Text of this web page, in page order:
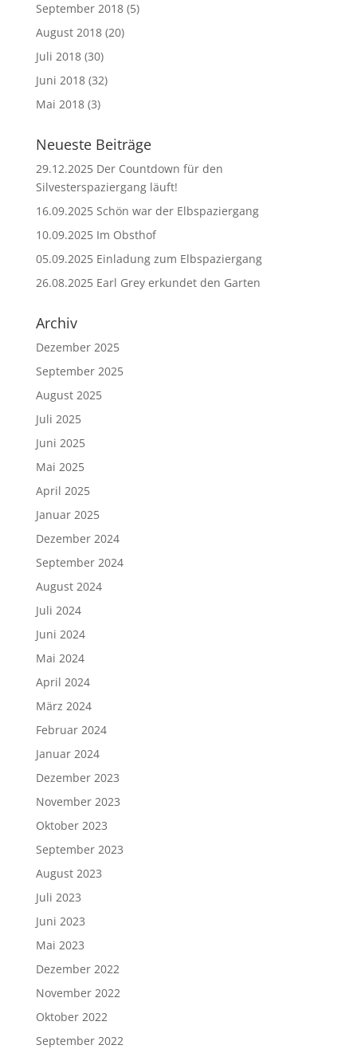
September 2018(5)
August 2018(20)
Juli 2018(30)
Juni 2018(32)
Mai 2018(3)
Neueste Beiträge
29.12.2025 Der Countdown für den
Silvesterspaziergang läuft!
16.09.2025 Schön war der Elbspaziergang
10.09.2025 Im Obsthof
05.09.2025 Einladung zum Elbspaziergang
26.08.2025 Earl Grey erkundet den Garten
Archiv
Dezember 2025
September 2025
August 2025
Juli 2025
Juni 2025
Mai 2025
April 2025
Januar 2025
Dezember 2024
September 2024
August 2024
Juli 2024
Juni 2024
Mai 2024
April 2024
März 2024
Februar 2024
Januar 2024
Dezember 2023
November 2023
Oktober 2023
September 2023
August 2023
Juli 2023
Juni 2023
Mai 2023
Dezember 2022
November 2022
Oktober 2022
September 2022